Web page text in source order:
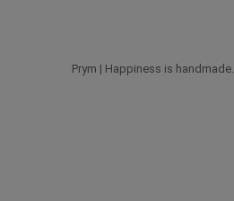
Prym | Happiness is handmade.